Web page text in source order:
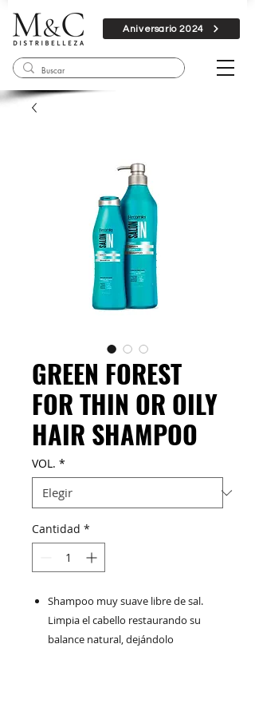
Aniversario 2024
GREEN FOREST
FOR THIN OR OILY
HAIR SHAMPOO
VOL. *
Cantidad *
Shampoo muy suave libre de sal.
Limpia el cabello restaurando su
balance natural, dejándolo